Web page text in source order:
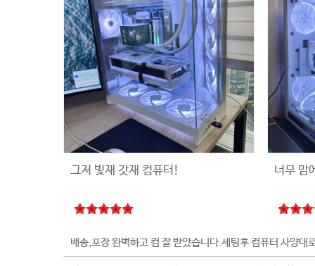
그저 빛재 갓재 컴퓨터! 너무 맘